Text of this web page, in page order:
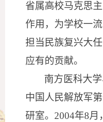
省属高校马克思
作用，为学校一
担当民族复兴大
应有的贡献。
南方医科大
中国人民解放军
研室。 2004年8月